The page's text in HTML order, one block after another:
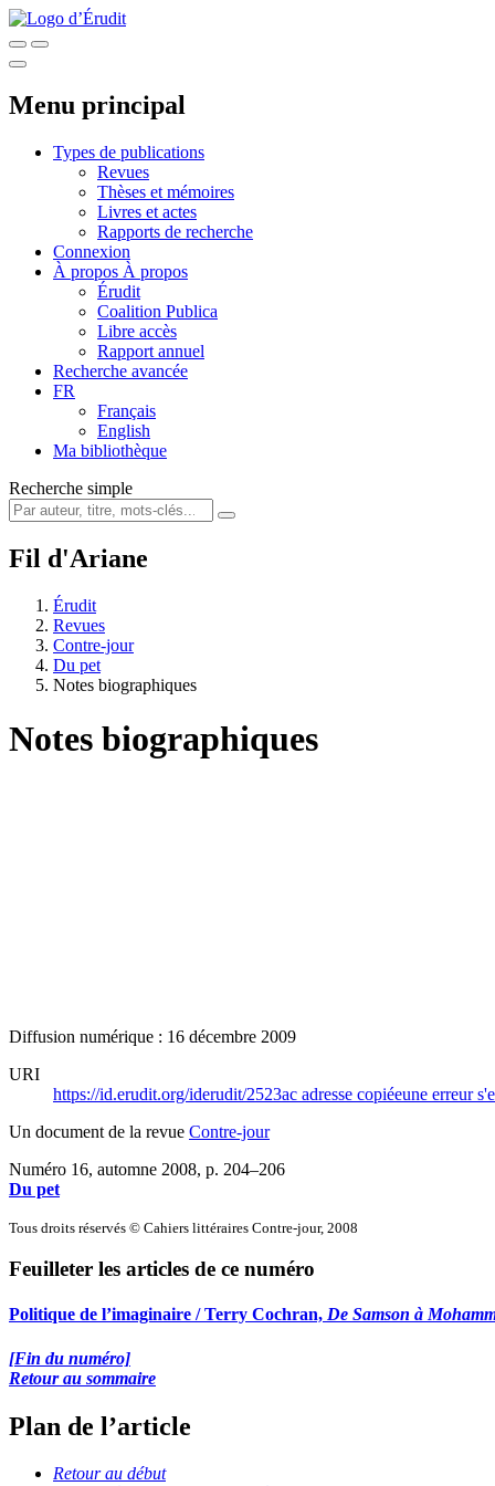
Menu principal
Types de publications
Revues
Thèses et mémoires
Livres et actes
Rapports de recherche
Connexion
À propos À propos
Érudit
Coalition Publica
Libre accès
Rapport annuel
Recherche avancée
FR
Français
English
Ma bibliothèque
Recherche simple
Fil d'Ariane
Érudit
Revues
Contre-jour
Du pet
Notes biographiques
Notes biographiques
Diffusion numérique : 16 décembre 2009
URI
https://id.erudit.org/iderudit/2523ac adresse copiéeune erreur
Un document de la revue Contre-jour
Numéro 16, automne 2008, p. 204–206
Du pet
Tous droits réservés © Cahiers littéraires Contre-jour, 2008
Feuilleter les articles de ce numéro
Politique de l’imaginaire / Terry Cochran, De Samson à
[Fin du numéro]
Retour au sommaire
Plan de l’article
Retour au début